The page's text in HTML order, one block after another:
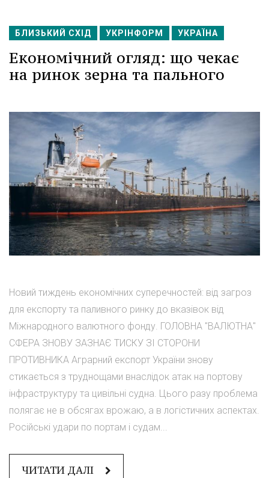
БЛИЗЬКИЙ СХІД УКРІНФОРМ УКРАЇНА
Економічний огляд: що чекає
на ринок зерна та пального
Новий тиждень економічних суперечностей: від загроз
для експорту та паливного ринку до вказівок від
Міжнародного валютного фонду. ГОЛОВНА "ВАЛЮТНА"
СФЕРА ЗНОВУ ЗАЗНАЄ ТИСКУ ЗІ СТОРОНИ
ПРОТИВНИКА Аграрний експорт України знову
стикається з труднощами внаслідок атак на портову
інфраструктуру та цивільні судна. Цього разу проблема
полягає не в обсягах врожаю, а в логістичних аспектах.
Російські удари по портам і судам...
ЧИТАТИ ДАЛІ